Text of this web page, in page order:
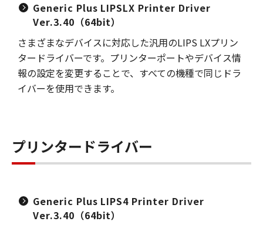
Generic Plus LIPSLX Printer Driver
Ver.3.40（64bit）
さまざまなデバイスに対応した汎用のLIPS LXプリン
タードライバーです。プリンターポートやデバイス情
報の設定を変更することで、すべての機種で同じドラ
イバーを使用できます。
プリンタードライバー
Generic Plus LIPS4 Printer Driver
Ver.3.40（64bit）